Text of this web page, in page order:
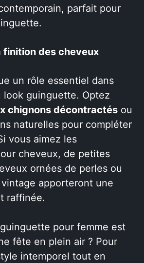
parfait pour
finition des cheveux
un rôle essentiel dans
look guinguette. Optez
chignons décontractés ou
naturelles pour compléter
vous aimez les
cheveux, de petites
ornées de perles ou
apporteront une
raffinée.
pour femme est
fête en plein air ? Pour
intemporel tout en